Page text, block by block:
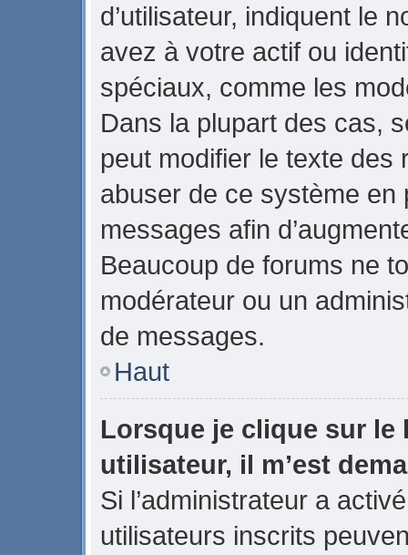
d’utilisateur, indiquent le
avez à votre actif ou
spéciaux, comme les
Dans la plupart des cas,
peut modifier le texte des
abuser de ce système en
messages afin
Beaucoup de forums ne
modérateur ou un
de messages.
Haut
Lorsque je clique sur le
utilisateur, il m’est
Si l’administrateur a
utilisateurs inscrits